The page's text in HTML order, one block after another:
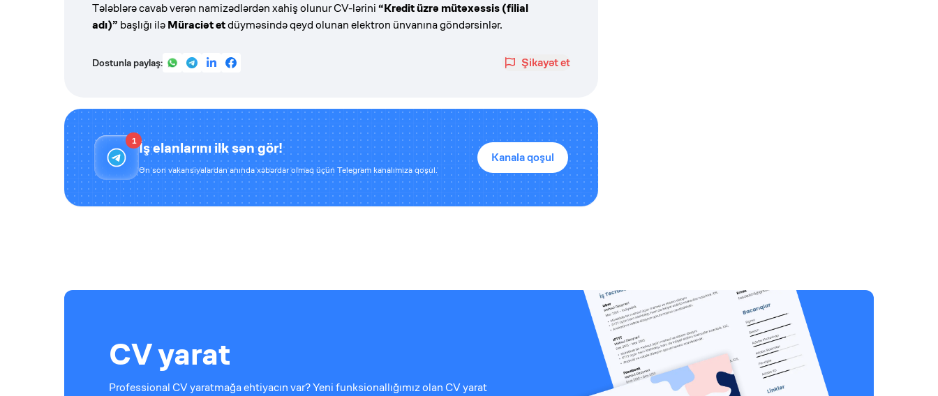
Tələblərə cavab verən namizədlərdən xahiş olunur CV-lərini“Kredit üzrə mütəxəssis (filial
adı)” başlığı iləMüraciət etdüyməsində qeyd olunan elektron ünvanına göndərsinlər.
Dostunla paylaş: Şikayət et
1 İş elanlarını ilk sən gör!
Ən son vakansiyalardan anında xəbərdar olmaq üçün Telegram kanalımıza qoşul.
Kanala qoşul
CV yarat
Professional CV yaratmağa ehtiyacın var? Yeni funksionallığımız olan CV yarat